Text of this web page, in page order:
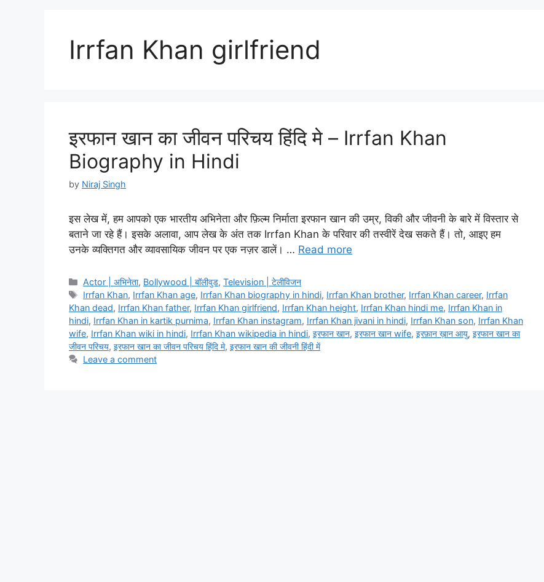
Irrfan Khan girlfriend
इरफान खान का जीवन परिचय हिंदि मे – Irrfan Khan
Biography in Hindi
by Niraj Singh
इस लेख में, हम आपको एक भारतीय अभिनेता और फ़िल्म निर्माता इरफान खान की उम्र, विकी और जीवनी के बारे में विस्तार से
बताने जा रहे हैं। इसके अलावा, आप लेख के अंत तक Irrfan Khan के परिवार की तस्वीरें देख सकते हैं। तो, आइए हम
उनके व्यक्तिगत और व्यावसायिक जीवन पर एक नज़र डालें। … Read more
Categories
Actor | अभिनेता, Bollywood | बॉलीवुड,Television | टेलीविजन
Tags
Irrfan Khan, Irrfan Khan age, Irrfan Khan biography in hindi, Irrfan Khan brother, Irrfan Khan career, Irrfan
Khan dead, Irrfan Khan father, Irrfan Khan girlfriend, Irrfan Khan height, Irrfan Khan hindi me, Irrfan Khan in
hindi, Irrfan Khan in kartik purnima, Irrfan Khan instagram, Irrfan Khan jivani in hindi, Irrfan Khan son, Irrfan Khan
wife, Irrfan Khan wiki in hindi, Irrfan Khan wikipedia in hindi, इरफान खान, इरफान खान wife, इरफ़ान ख़ान आयु, इरफान खान का
जीवन परिचय, इरफान खान का जीवन परिचय हिंदि मे, इरफान खान की जीवनी हिंदी में
Leave a comment